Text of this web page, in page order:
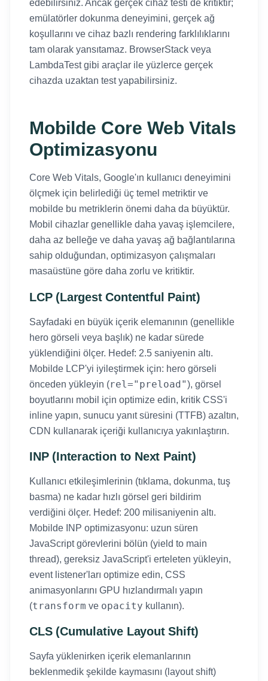
edebilirsiniz. Ancak gerçek cihaz testi de kritiktir;
emülatörler dokunma deneyimini, gerçek ağ
koşullarını ve cihaz bazlı rendering farklılıklarını
tam olarak yansıtamaz. BrowserStack veya
LambdaTest gibi araçlar ile yüzlerce gerçek
cihazda uzaktan test yapabilirsiniz.
Mobilde Core Web Vitals
Optimizasyonu
Core Web Vitals, Google'ın kullanıcı deneyimini
ölçmek için belirlediği üç temel metriktir ve
mobilde bu metriklerin önemi daha da büyüktür.
Mobil cihazlar genellikle daha yavaş işlemcilere,
daha az belleğe ve daha yavaş ağ bağlantılarına
sahip olduğundan, optimizasyon çalışmaları
masaüstüne göre daha zorlu ve kritiktir.
LCP (Largest Contentful Paint)
Sayfadaki en büyük içerik elemanının (genellikle
hero görseli veya başlık) ne kadar sürede
yüklendiğini ölçer. Hedef: 2.5 saniyenin altı.
Mobilde LCP'yi iyileştirmek için: hero görseli
önceden yükleyin (rel="preload"), görsel
boyutlarını mobil için optimize edin, kritik CSS'i
inline yapın, sunucu yanıt süresini (TTFB) azaltın,
CDN kullanarak içeriği kullanıcıya yakınlaştırın.
INP (Interaction to Next Paint)
Kullanıcı etkileşimlerinin (tıklama, dokunma, tuş
basma) ne kadar hızlı görsel geri bildirim
verdiğini ölçer. Hedef: 200 milisaniyenin altı.
Mobilde INP optimizasyonu: uzun süren
JavaScript görevlerini bölün (yield to main
thread), gereksiz JavaScript'i erteleten yükleyin,
event listener'ları optimize edin, CSS
animasyonlarını GPU hızlandırmalı yapın
(transform ve opacity kullanın).
CLS (Cumulative Layout Shift)
Sayfa yüklenirken içerik elemanlarının
beklenmedik şekilde kaymasını (layout shift)